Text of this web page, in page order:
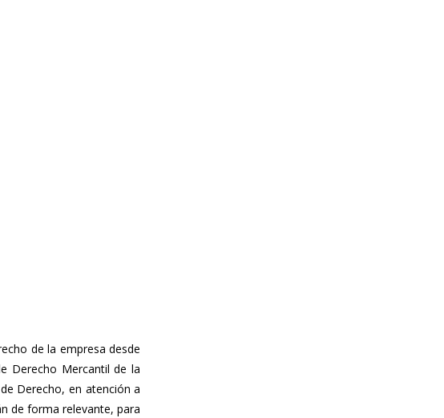
de la empresa desde
Derecho Mercantil de la
Derecho, en atención a
de forma relevante, para